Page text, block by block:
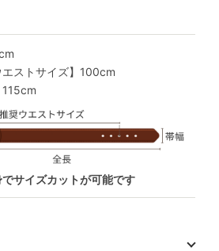
エストサイズ】100cm
115cm
でサイズカットが可能です